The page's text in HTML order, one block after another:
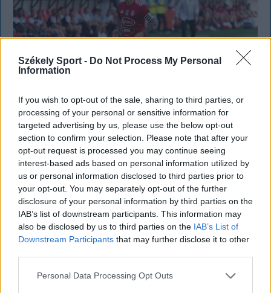
Székely Sport - Do Not Process My Personal
Information
If you wish to opt-out of the sale, sharing to third parties, or
processing of your personal or sensitive information for
targeted advertising by us, please use the below opt-out
section to confirm your selection. Please note that after your
opt-out request is processed you may continue seeing
interest-based ads based on personal information utilized by
us or personal information disclosed to third parties prior to
your opt-out. You may separately opt-out of the further
disclosure of your personal information by third parties on the
IAB’s list of downstream participants. This information may
also be disclosed by us to third parties on the IAB’s List of
Downstream Participants that may further disclose it to other
Personal Data Processing Opt Outs
Szembementek a trenddel: a Sepsi OSK
és az FK Csíkszereda kilóg a sorból a
Szuperligában
A labdarúgó Szuperliga 2026–2027-es idényében a
16 élvonalbeli klub közül 13 szerencsejáték-ipari
vállalatot jelenít meg mezének legértékesebb
reklámfelületén. A kivételek közé tartozik a Sepsi